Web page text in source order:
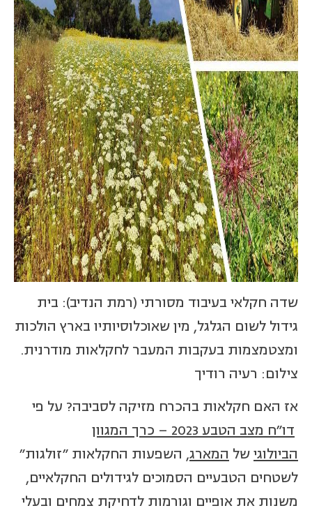
שדה חקלאי בעיבוד מסורתי (רמת הנדיב): בית
גידול לשום הגלגל, מין שאוכלוסיותיו בארץ הולכות
ומצטמצמות בעקבות המעבר לחקלאות מודרנית.
צילום: רעיה רודיך
אז האם חקלאות בהכרח מזיקה לסביבה? על פי
דו"ח מצב הטבע 2023 – כרך המגוון
הביולוגישל המארג, השפעות החקלאות "זולגות"
לשטחים הטבעיים הסמוכים לגידולים החקלאיים,
משנות את אופיים וגורמות לדחיקת צמחים ובעלי